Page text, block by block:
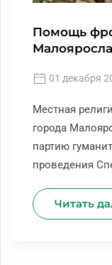
Помощь
01 декабря
Местная
города
партию
проведения
Читать